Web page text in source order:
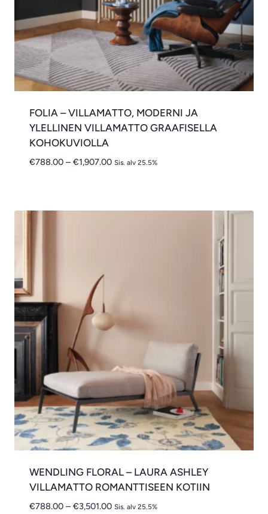
FOLIA – VILLAMATTO, MODERNI JA
YLELLINEN VILLAMATTO GRAAFISELLA
KOHOKUVIOLLA
€788.00 – €1,907.00Hintaluokka:
Sis. alv 25.5%
WENDLING FLORAL – LAURA ASHLEY
VILLAMATTO ROMANTTISEEN KOTIIN
€788.00 – €3,501.00Hintaluokka:
Sis. alv 25.5%